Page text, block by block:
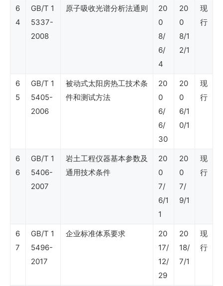
程）
（内
6
4
GB/T 1
5337-
2008
原子吸收光谱分析法通则
20
0
8/
6/
4
20
0
8/1
2/1
现
行
6
5
GB/T 1
5405-
2006
被动式太阳房热工技术条
件和测试方法
20
0
6/
6/
30
20
0
6/1
0/1
现
行
6
6
GB/T 1
5406-
2007
岩土工程仪器基本参数及
通用技术条件
20
0
7/
6/1
1
20
0
7/
9/1
现
行
6
7
GB/T 1
5496-
2017
企业标准体系要求
20
17/
12/
29
20
18/
7/1
现
行